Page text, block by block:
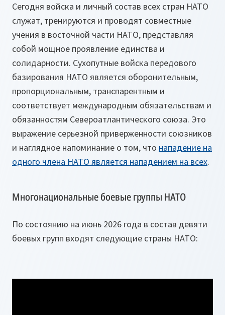
Сегодня войска и личный состав всех стран НАТО
служат, тренируются и проводят совместные
учения в восточной части НАТО, представляя
собой мощное проявление единства и
солидарности. Сухопутные войска передового
базирования НАТО является оборонительным,
пропорциональным, транспарентным и
соответствует международным обязательствам и
обязанностям Североатлантического союза. Это
выражение серьезной приверженности союзников
и наглядное напоминание о том, что нападение на
одного члена НАТО является нападением на всех.
Многонациональные боевые группы НАТО
По состоянию на июнь 2026 года в состав девяти
боевых групп входят следующие страны НАТО: